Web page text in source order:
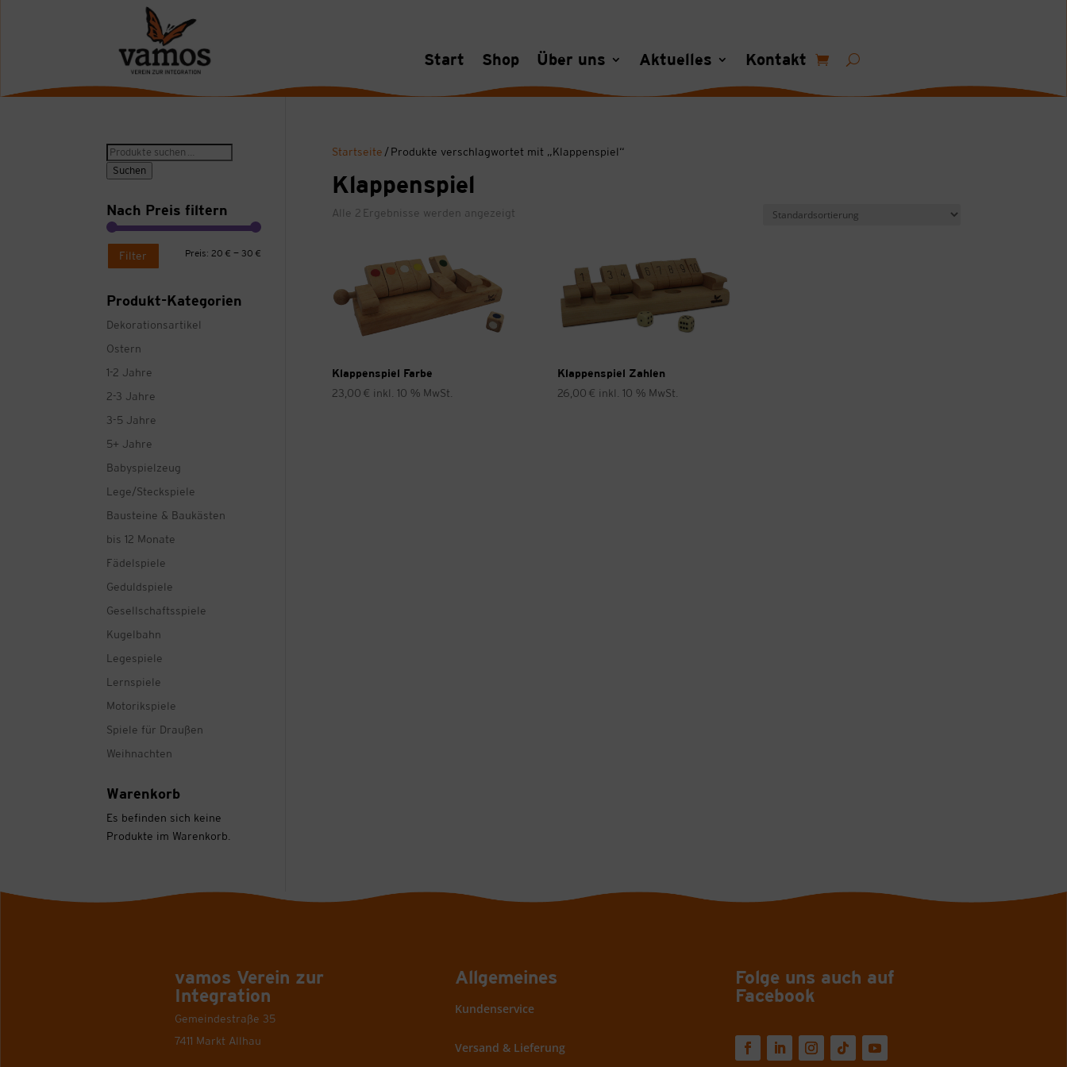
Start Shop Über uns Aktuelles Kontakt
Startseite / Produkte verschlagwortet mit „Klappenspiel“
Klappenspiel
Alle 2 Ergebnisse werden angezeigt
Klappenspiel Farbe
23,00 € inkl. 10 % MwSt.
Klappenspiel Zahlen
26,00 € inkl. 10 % MwSt.
Suche
nach:
Suchen
Nach Preis filtern
Min.
Max.
Filter Preis: 20 € — 30 €
Produkt-Kategorien
Dekorationsartikel
Ostern
1-2 Jahre
2-3 Jahre
3-5 Jahre
5+ Jahre
Babyspielzeug
Lege/Steckspiele
Bausteine & Baukästen
bis 12 Monate
Fädelspiele
Geduldspiele
Gesellschaftsspiele
Kugelbahn
Legespiele
Lernspiele
Motorikspiele
Spiele für Draußen
Weihnachten
Warenkorb
Es befinden sich keine
Produkte im Warenkorb.
vamos Verein zur
Integration
Gemeindestraße 35
7411 Markt Allhau
Allgemeines
Kundenservice
Versand & Lieferung
Folge uns auch auf
Facebook